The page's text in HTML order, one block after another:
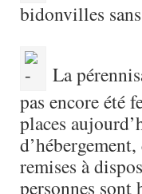
bidonvilles
La
pas encore été
places
remises à
personnes sont